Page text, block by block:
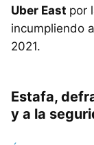
Uber East por
incumpliendo
2021.
Estafa,
y a la